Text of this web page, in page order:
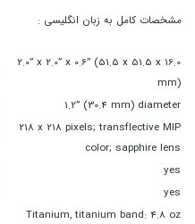
مشخصات کامل به زبان انگلیسی :
2.0” x 2.0” x 0.6” (51.5 x 51.5 x 16.0
mm)
1.2” (30.4 mm) diameter
218 x 218 pixels; transflective MIP
color; sapphire lens
yes
yes
Titanium, titanium band: 4.8 oz